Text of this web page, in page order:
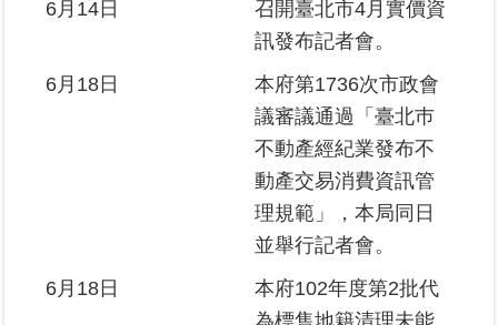
6月14日
召開臺北市4月實價資
訊發布記者會。
6月18日
本府第1736次市政會
議審議通過「臺北巿
不動產經紀業發布不
動產交易消費資訊管
理規範」，本局同日
並舉行記者會。
6月18日
本府102年度第2批代